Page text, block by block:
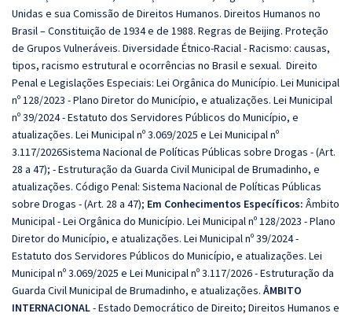
Unidas e sua Comissão de Direitos Humanos. Direitos Humanos no
Brasil – Constituição de 1934 e de 1988. Regras de Beijing. Proteção
de Grupos Vulneráveis. Diversidade Étnico-Racial - Racismo: causas,
tipos, racismo estrutural e ocorrências no Brasil e sexual. Direito
Penal e Legislações Especiais: Lei Orgânica do Município. Lei Municipal
nº 128/2023 - Plano Diretor do Município, e atualizações. Lei Municipal
nº 39/2024 - Estatuto dos Servidores Públicos do Município, e
atualizações. Lei Municipal nº 3.069/2025 e Lei Municipal nº
3.117/2026Sistema Nacional de Políticas Públicas sobre Drogas - (Art.
28 a 47); - Estruturação da Guarda Civil Municipal de Brumadinho, e
atualizações. Código Penal: Sistema Nacional de Políticas Públicas
sobre Drogas - (Art. 28 a 47); Em Conhecimentos Específicos: Âmbito
Municipal - Lei Orgânica do Município. Lei Municipal nº 128/2023 - Plano
Diretor do Município, e atualizações. Lei Municipal nº 39/2024 -
Estatuto dos Servidores Públicos do Município, e atualizações. Lei
Municipal nº 3.069/2025 e Lei Municipal nº 3.117/2026 - Estruturação da
Guarda Civil Municipal de Brumadinho, e atualizações. ÂMBITO
INTERNACIONAL- Estado Democrático de Direito; Direitos Humanos e